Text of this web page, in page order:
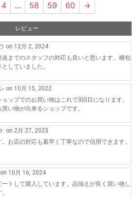
4 … 58 59 60 →
レビュー
on 12月 2, 2024
送までのスタッフの対応も良いと思います。梱包
していました。
on 10月 15, 2022
ョップでのお買い物はこれで3回目になります。
い物が出来るショップです。
on 2月 27, 2023
。お店の対応も素早く丁寧なので信用できます。
10月 16, 2024
ートして購入しています。品揃えが良く買い物し